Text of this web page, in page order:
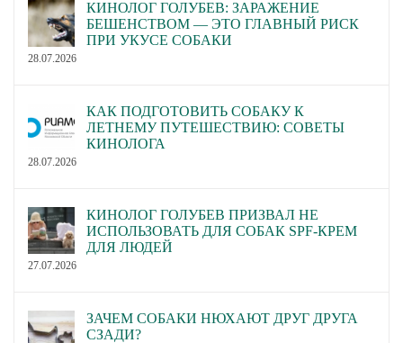
КИНОЛОГ ГОЛУБЕВ: ЗАРАЖЕНИЕ
БЕШЕНСТВОМ — ЭТО ГЛАВНЫЙ РИСК
ПРИ УКУСЕ СОБАКИ
28.07.2026
КАК ПОДГОТОВИТЬ СОБАКУ К
ЛЕТНЕМУ ПУТЕШЕСТВИЮ: СОВЕТЫ
КИНОЛОГА
28.07.2026
КИНОЛОГ ГОЛУБЕВ ПРИЗВАЛ НЕ
ИСПОЛЬЗОВАТЬ ДЛЯ СОБАК SPF-КРЕМ
ДЛЯ ЛЮДЕЙ
27.07.2026
ЗАЧЕМ СОБАКИ НЮХАЮТ ДРУГ ДРУГА
СЗАДИ?